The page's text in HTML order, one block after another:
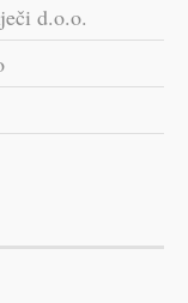
d.o.o.